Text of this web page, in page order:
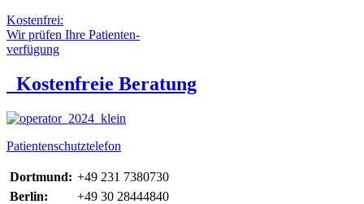
Kostenfrei:
Wir prüfen Ihre Patienten-
verfügung
Kostenfreie Beratung
Patientenschutztelefon
Dortmund: +49 231 7380730
Berlin:
+49 30 28444840